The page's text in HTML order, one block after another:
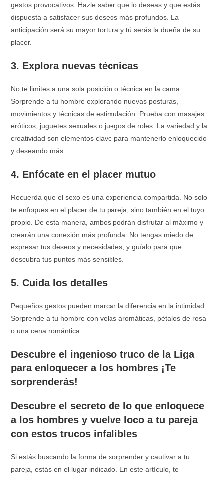
gestos provocativos. Hazle saber que lo deseas y que estás
dispuesta a satisfacer sus deseos más profundos. La
anticipación será su mayor tortura y tú serás la dueña de su
placer.
3. Explora nuevas técnicas
No te limites a una sola posición o técnica en la cama.
Sorprende a tu hombre explorando nuevas posturas,
movimientos y técnicas de estimulación. Prueba con masajes
eróticos, juguetes sexuales o juegos de roles. La variedad y la
creatividad son elementos clave para mantenerlo enloquecido
y deseando más.
4. Enfócate en el placer mutuo
Recuerda que el sexo es una experiencia compartida. No solo
te enfoques en el placer de tu pareja, sino también en el tuyo
propio. De esta manera, ambos podrán disfrutar al máximo y
crearán una conexión más profunda. No tengas miedo de
expresar tus deseos y necesidades, y guíalo para que
descubra tus puntos más sensibles.
5. Cuida los detalles
Pequeños gestos pueden marcar la diferencia en la intimidad.
Sorprende a tu hombre con velas aromáticas, pétalos de rosa
o una cena romántica.
Descubre el ingenioso truco de la Liga
para enloquecer a los hombres ¡Te
sorprenderás!
Descubre el secreto de lo que enloquece
a los hombres y vuelve loco a tu pareja
con estos trucos infalibles
Si estás buscando la forma de sorprender y cautivar a tu
pareja, estás en el lugar indicado. En este artículo, te